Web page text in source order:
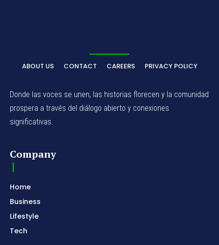
ABOUT US CONTACT CAREERS PRIVACY POLICY
Donde las voces se unen, las historias florecen y la comunidad
prospera a través del diálogo abierto y conexiones
significativas.
Company
Home
Business
Lifestyle
Tech